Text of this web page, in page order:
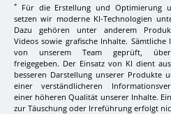
*
Für die Erstellung und Optimierung
setzen wir moderne KI-Technologien
Dazu gehören unter anderem
Videos sowie grafische Inhalte. Sämtliche
von unserem Team geprüft,
freigegeben. Der Einsatz von KI dient
besseren Darstellung unserer Produkte
einer verständlicheren
einer höheren Qualität unserer Inhalte.
zur Täuschung oder Irreführung erfolgt